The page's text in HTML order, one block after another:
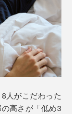
人がこだわった
高さが「低め3